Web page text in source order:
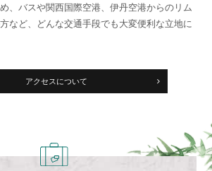
、バスや関西国際空港、伊丹空港からのリム
など、どんな交通手段でも大変便利な立地に
アクセスについて